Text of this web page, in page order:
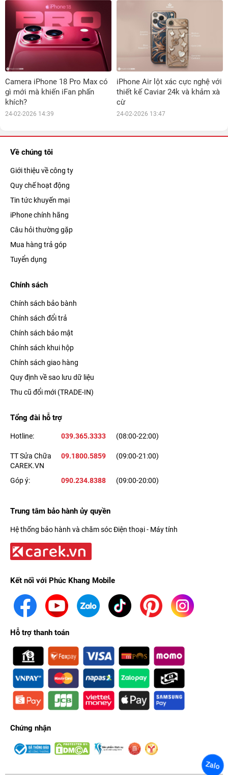
Camera iPhone 18 Pro Max có
gì mới mà khiến iFan phấn
khích?
24-02-2026 14:39
iPhone Air lột xác cực nghệ với
thiết kế Caviar 24k và khảm xà
cừ
24-02-2026 13:47
Về chúng tôi
Giới thiệu về công ty
Quy chế hoạt động
Tin tức khuyến mại
iPhone chính hãng
Câu hỏi thường gặp
Mua hàng trả góp
Tuyển dụng
Chính sách
Chính sách bảo bành
Chính sách đổi trả
Chính sách bảo mật
Chính sách khui hộp
Chính sách giao hàng
Quy định về sao lưu dữ liệu
Thu cũ đổi mới (TRADE-IN)
Tổng đài hỗ trợ
Hotline: 039.365.3333 (08:00-22:00)
TT Sửa Chữa
CAREK.VN
09.1800.5859 (09:00-21:00)
Góp ý: 090.234.8388 (09:00-20:00)
Trung tâm bảo hành ủy quyền
Hệ thống bảo hành và chăm sóc Điện thoại - Máy tính
Kết nối với Phúc Khang Mobile
Hỗ trợ thanh toán
Chứng nhận
Zalo